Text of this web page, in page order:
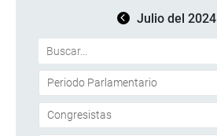
Julio del 2024